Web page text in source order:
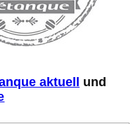
aktuell
und